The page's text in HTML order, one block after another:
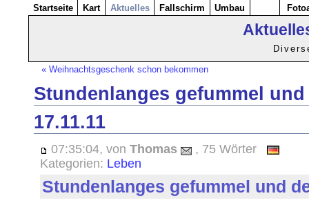
Startseite Kart Aktuelles Fallschirm Umbau
« Weihnachtsgeschenk schon bekommen
Stundenlanges gefummel
17.11.11
07:35:04, von Thomas
, 75 Wörter
Kategorien: Leben
Stundenlanges gefummel und